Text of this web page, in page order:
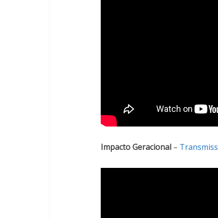
Impacto Geracional –